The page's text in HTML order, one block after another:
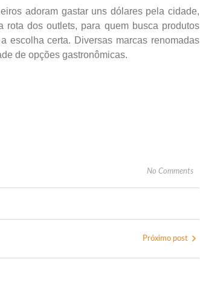
adoram gastar uns dólares pela cidade,
dos outlets, para quem busca produtos
escolha certa. Diversas marcas renomadas
de opções gastronômicas.
No Comments
Próximo post